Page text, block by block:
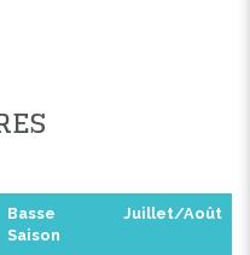
Basse
Saison
Juillet/Août